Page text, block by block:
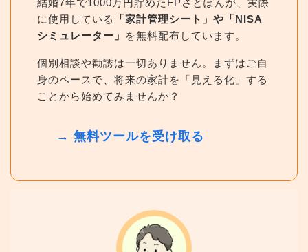
結婚7年で1000万円貯めたFPさとぽんが、実際
に使用している
「家計管理シート」や「NISA
シミュレーター」
を無料配布しています。
個別相談や勧誘は一切ありません。まずはご自
身のペースで、将来の家計を「見える化」する
ことから始めてみませんか？
→ 無料ツールを受け取る